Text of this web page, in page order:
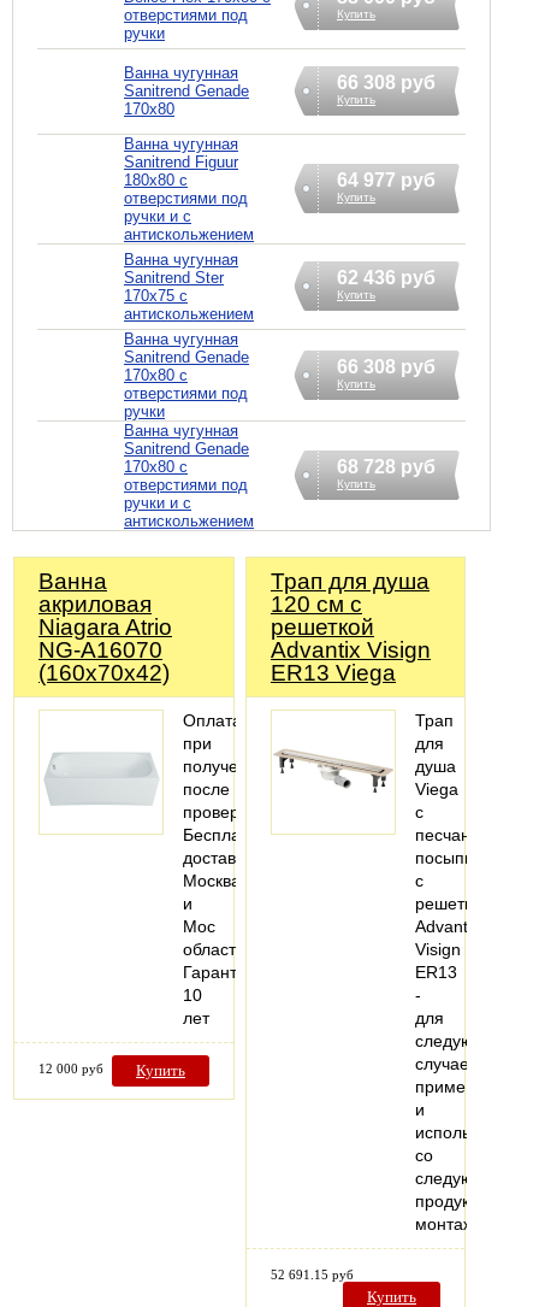
отверстиями под
ручки
Купить
Ванна чугунная
Sanitrend Genade
170х80
66 308 руб
Купить
Ванна чугунная
Sanitrend Figuur
180х80 с
отверстиями под
ручки и с
антискольжением
64 977 руб
Купить
Ванна чугунная
Sanitrend Ster
170х75 с
антискольжением
62 436 руб
Купить
Ванна чугунная
Sanitrend Genade
170х80 с
отверстиями под
ручки
66 308 руб
Купить
Ванна чугунная
Sanitrend Genade
170х80 с
отверстиями под
ручки и с
антискольжением
68 728 руб
Купить
Ванна
акриловая
Niagara Atrio
NG-A16070
(160х70х42)
Оплата
при
получении
после
проверки
Бесплатная
доставка
Москва
и
Мос
область
Гарантия
10
лет
12 000 руб Купить
Трап для душа
120 см с
решеткой
Advantix Visign
ER13 Viega
Трап
для
душа
Viega
с
песчаной
посыпкой,
с
решеткой
Advantix
Visign
ER13
-
для
следующих
случаев
применения
и
использования
со
следующей
продукцией:
монтаж…
52 691.15 руб
Купить